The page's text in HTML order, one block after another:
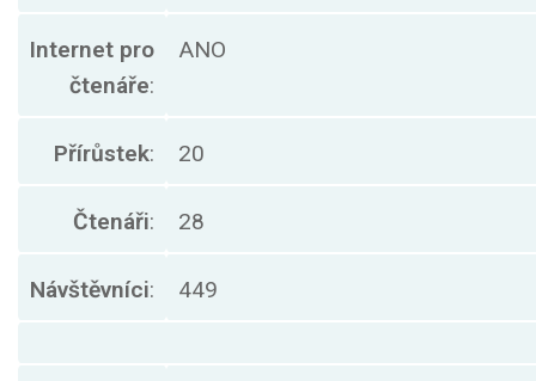
Internet pro
čtenáře:
ANO
Přírůstek: 20
Čtenáři: 28
Návštěvníci: 449